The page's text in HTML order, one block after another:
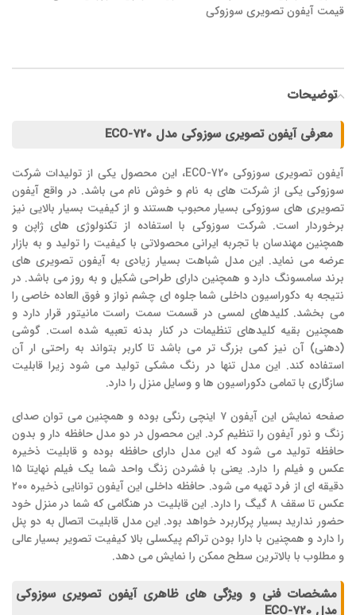
قیمت آیفون تصویری سوزوکی
توضیحات
معرفی آیفون تصویری سوزوکی مدل ECO-720
آیفون تصویری سوزوکی ECO-720، این محصول یکی از تولیدات شرکت
سوزوکی یکی از شرکت های به نام و خوش نام می باشد. در واقع آیفون
تصویری های سوزوکی بسیار محبوب هستند و از کیفیت بسیار بالایی نیز
برخوردار است. شرکت سوزوکی با استفاده از تکنولوژی های ژاپن و
همچنین مهندسان با تجربه ایرانی محصولاتی با کیفیت را تولید و به بازار
عرضه می نماید. این مدل شباهت بسیار زیادی به آیفون تصویری های
برند سامسونگ دارد و همچنین دارای طراحی شکیل و به روز می باشد. در
نتیجه به دکوراسیون داخلی شما جلوه ای چشم نواز و فوق العاده خاصی را
می بخشد. کلیدهای لمسی در قسمت سمت راست مانیتور قرار دارد و
همچنین بقیه کلیدهای تنظیمات در کنار بدنه تعبیه شده است. گوشی
(دهنی) آن نیز کمی بزرگ تر می باشد تا کاربر بتواند به راحتی ار آن
استفاده کند. این مدل تنها در رنگ مشکی تولید می شود زیرا قابلیت
سازگاری با تمامی دکوراسیون ها و وسایل منزل را دارد.
صفحه نمایش این آیفون ۷ اینچی رنگی بوده و همچنین می توان صدای
زنگ و نور آیفون را تنظیم کرد. این محصول در دو مدل حافظه دار و بدون
حافظه تولید می شود که این مدل دارای حافظه بوده و قابلیت ذخیره
عکس و فیلم را دارد. یعنی با فشردن زنگ واحد شما یک فیلم نهایتا ۱۵
دقیقه ای از فرد تهیه می شود. حافظه داخلی این آیفون توانایی ذخیره ۲۰۰
عکس تا سقف ۸ گیگ را دارد. این قابلیت در هنگامی که شما در منزل خود
حضور ندارید بسیار پرکاربرد خواهد بود. این مدل قابلیت اتصال به دو پنل
را دارد و همچنین با دارا بودن تراکم پیکسلی بالا کیفیت تصویر بسیار عالی
و مطلوب با بالاترین سطح ممکن را نمایش می دهد.
مشخصات فنی و ویژگی های ظاهری آیفون تصویری سوزوکی
مدل ECO-720